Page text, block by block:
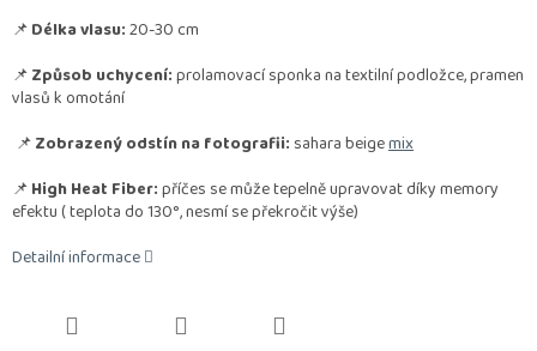
📌Délka vlasu:20-30 cm
📌Způsob uchycení:prolamovací sponka na textilní podložce, pramen
vlasů k omotání
📌Zobrazený odstín na fotografii: sahara beigemix
📌High Heat Fiber:příčes se může tepelně upravovat díky memory
efektu( teplota do 130°, nesmí se překročit výše)
Detailní informace